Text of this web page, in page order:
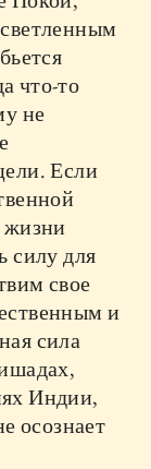
что-то
не
Если
жизни
силу для
свое
и
сила
Индии,
осознает